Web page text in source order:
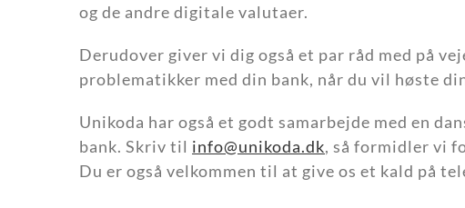
og de andre digitale valutaer.
Derudover giver vi dig også et par råd med på
problematikker med din bank, når du vil høste
Unikoda har også et godt samarbejde med en
bank. Skriv til info@unikoda.dk, så formidler vi
Du er også velkommen til at give os et kald på